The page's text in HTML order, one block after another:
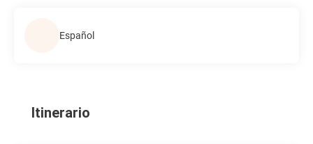
Español
Itinerario